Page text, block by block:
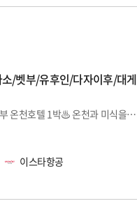
/벳부/유후인/다자이후/대게
대게 석식뷔페가 포함된 온천 리조트 1박+벳부 온천호텔 1박♨ 온천과 미식을 한번에!
이스타항공